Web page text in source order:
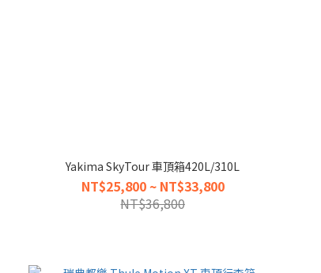
Yakima SkyTour 車頂箱420L/310L
NT$25,800 ~ NT$33,800
NT$36,800